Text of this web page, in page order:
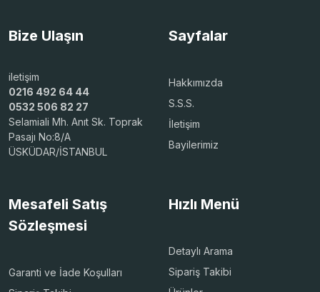
Bize Ulaşın
iletişim
0216 492 64 44
0532 506 82 27
Selamiali Mh. Anıt Sk. Toprak
Pasajı No:8/A
ÜSKÜDAR/İSTANBUL
Sayfalar
Hakkımızda
S.S.S.
İletişim
Bayilerimiz
Mesafeli Satış
Sözleşmesi
Garanti ve İade Koşulları
Hızlı Menü
Detaylı Arama
Sipariş Takibi